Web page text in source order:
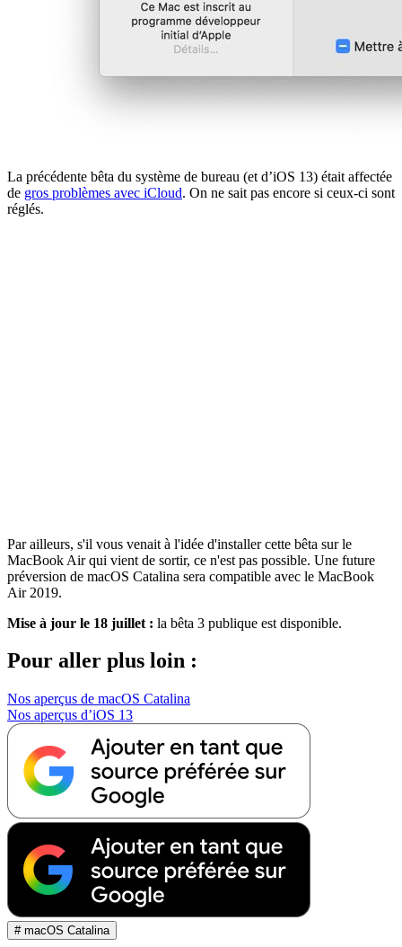
La précédente bêta du système de bureau (et d’iOS 13) était affectée
de gros problèmes avec iCloud. On ne sait pas encore si ceux-ci sont
réglés.
Par ailleurs, s'il vous venait à l'idée d'installer cette bêta sur le
MacBook Air qui vient de sortir, ce n'est pas possible. Une future
préversion de macOS Catalina sera compatible avec le MacBook
Air 2019.
Mise à jour le 18 juillet : la bêta 3 publique est disponible.
Pour aller plus loin :
Nos aperçus de macOS Catalina
Nos aperçus d’iOS 13
# macOS Catalina